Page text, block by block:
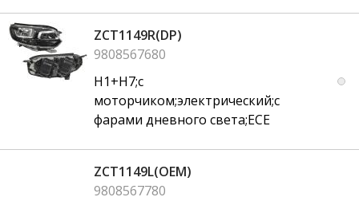
ZCT1149R(DP)
9808567680
H1+H7;с
моторчиком;электрический;с
фарами дневного света;ECE
ZCT1149L(OEM)
9808567780